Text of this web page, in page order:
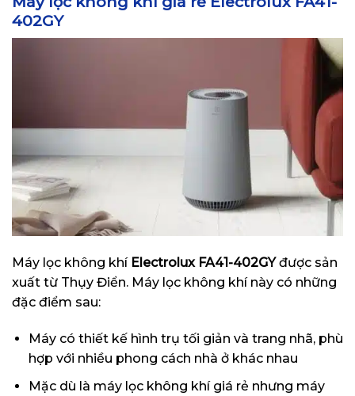
402GY
Máy lọc không khí Electrolux FA41-402GYđược sản
xuất từ Thụy Điển. Máy lọc không khí này có những
đặc điểm sau:
Máy có thiết kế hình trụ tối giản và trang nhã, phù
hợp với nhiều phong cách nhà ở khác nhau
Mặc dù là máy lọc không khí giá rẻ nhưng máy